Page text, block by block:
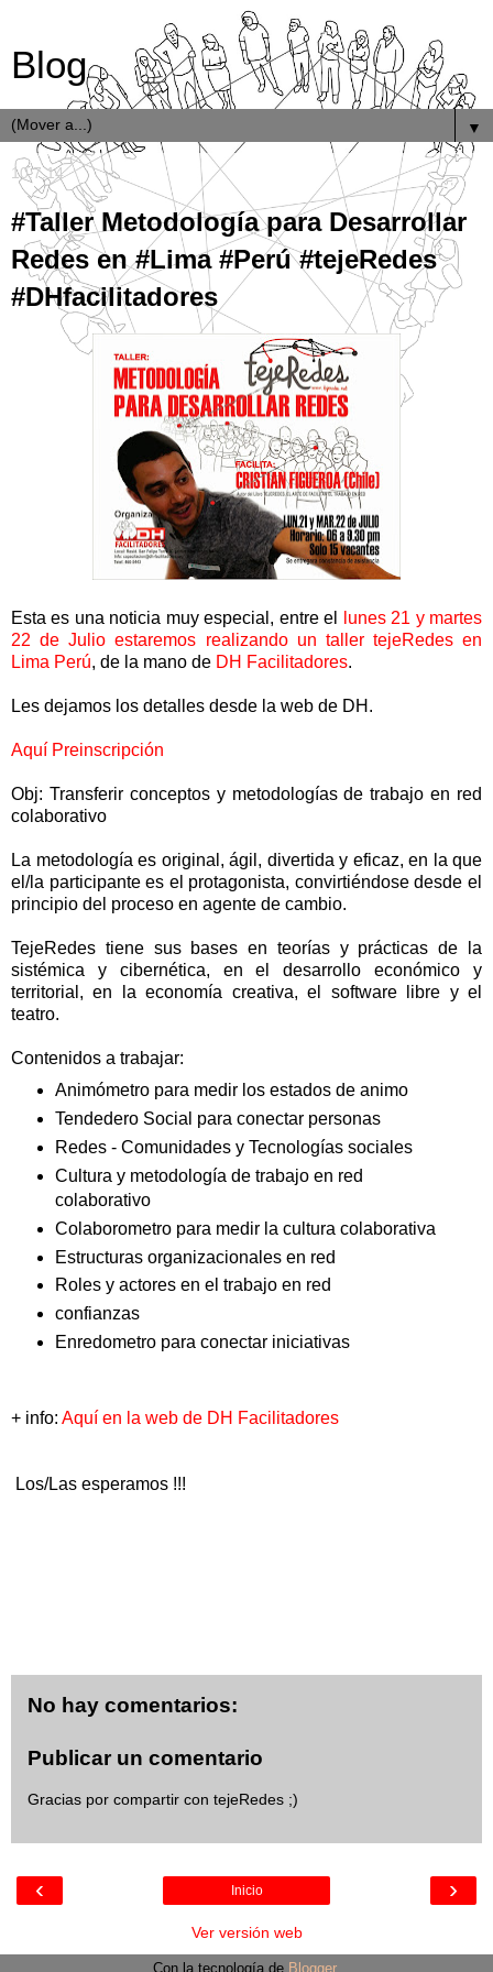
Blog
▼
10.7.14
#Taller Metodología para Desarrollar
Redes en #Lima #Perú #tejeRedes
#DHfacilitadores
Esta es una noticia muy especial, entre el
lunes 21 y martes
22 de Julio estaremos realizando un taller tejeRedes en
Lima Perú, de la mano de DH Facilitadores.
Les dejamos los detalles desde la web de DH.
Aquí Preinscripción
Obj: Transferir conceptos y metodologías de trabajo en red
colaborativo
La metodología es original, ágil, divertida y eficaz, en la que
el/la participante es el protagonista, convirtiéndose desde el
principio del proceso en agente de cambio.
TejeRedes tiene sus bases en teorías y prácticas de la
sistémica y cibernética, en el desarrollo económico y
territorial, en la economía creativa, el software libre y el
teatro.
Contenidos a trabajar:
Animómetro para medir los estados de animo
Tendedero Social para conectar personas
Redes - Comunidades y Tecnologías sociales
Cultura y metodología de trabajo en red
colaborativo
Colaborometro para medir la cultura colaborativa
Estructuras organizacionales en red
Roles y actores en el trabajo en red
confianzas
Enredometro para conectar iniciativas
+ info: Aquí en la web de DH Facilitadores
Los/Las esperamos !!!
No hay comentarios:
Publicar un comentario
Gracias por compartir con tejeRedes ;)
‹ ›
Inicio
Ver versión web
Con la tecnología de Blogger.